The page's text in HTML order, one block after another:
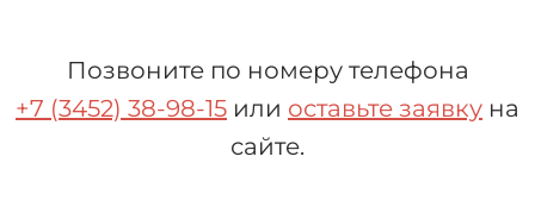
Позвоните по номеру телефона
+7 (3452) 38-98-15 или оставьте заявку на
сайте.